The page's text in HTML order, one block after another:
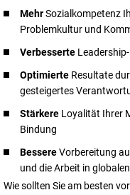
MehrSozialkompetenz
Problemkultur und
Verbesserte
Optimierte Resultate
gesteigertes
Stärkere Loyalität Ihrer
Bindung
BessereVorbereitung
und die Arbeit in
Wie sollten Sie am besten